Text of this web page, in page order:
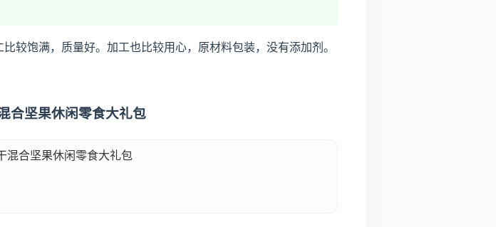
较饱满，质量好。加工也比较用心，原材料包装，没有添加剂。
合坚果休闲零食大礼包
混合坚果休闲零食大礼包